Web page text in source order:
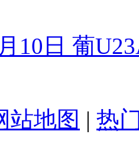
10日 葡
站地图 | 热